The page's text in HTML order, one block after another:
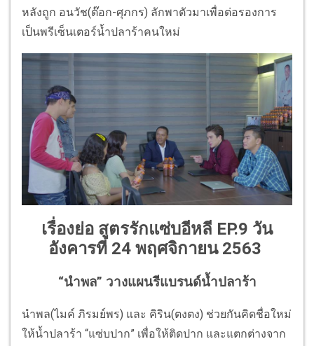
หลังถูก อนวัช(ต๊อก-ศุภกร) ลักพาตัวมาเพื่อต่อรองการ
เป็นพรีเซ็นเตอร์น้ำปลาร้าคนใหม่
เรื่องย่อ สูตรรักแซ่บอีหลี EP.9 วัน
อังคารที่ 24 พฤศจิกายน 2563
“นำพล” วางแผนรีแบรนด์น้ำปลาร้า
นำพล(ไมค์ ภิรมย์พร) และ คิริน(ตงตง) ช่วยกันคิดชื่อใหม่
ให้น้ำปลาร้า “แซ่บปาก” เพื่อให้ติดปาก และแตกต่างจาก